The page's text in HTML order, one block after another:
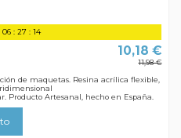
06 :27 :13
10,18 €
11,98 €
de maquetas. Resina acrílica flexible,
Producto Artesanal, hecho en España.